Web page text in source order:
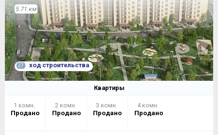
5.71 км
27 ход строительства
Квартиры
1 комн.
Продано
2 комн.
Продано
3 комн.
Продано
4 комн.
Продано